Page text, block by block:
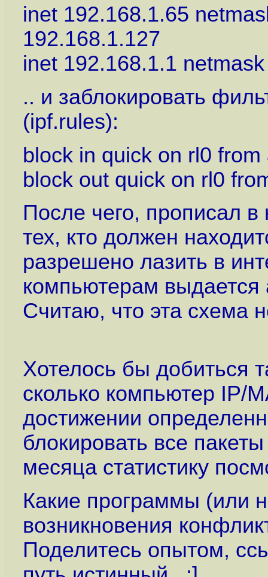
inet 192.168.1.65
192.168.1.127
inet 192.168.1.1
.. и заблокировать
(ipf.rules):
block in quick on rl0
block out quick on rl0
После чего, прописал
тех, кто должен
разрешено лазить в
компьютерам выдается
Считаю, что эта схема
Хотелось бы добиться
сколько компьютер IP/
достижении
блокировать все
месяца статистику
Какие программы (или
возникновения
Поделитесь опытом,